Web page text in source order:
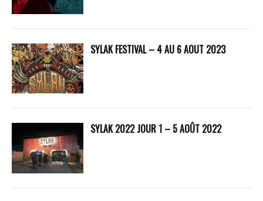
SYLAK FESTIVAL – 4 AU 6 AOUT 2023
SYLAK 2022 JOUR 1 – 5 AOÛT 2022